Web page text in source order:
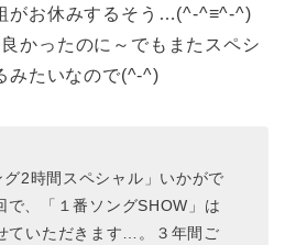
がお休みするそう…(^-^≡^-^)
かったのに～でもまたスペシ
みたいなので(^-^)
2時間スペシャル」いかがで
で、「１番ソングSHOW」は
ていただきます…。３年間ご